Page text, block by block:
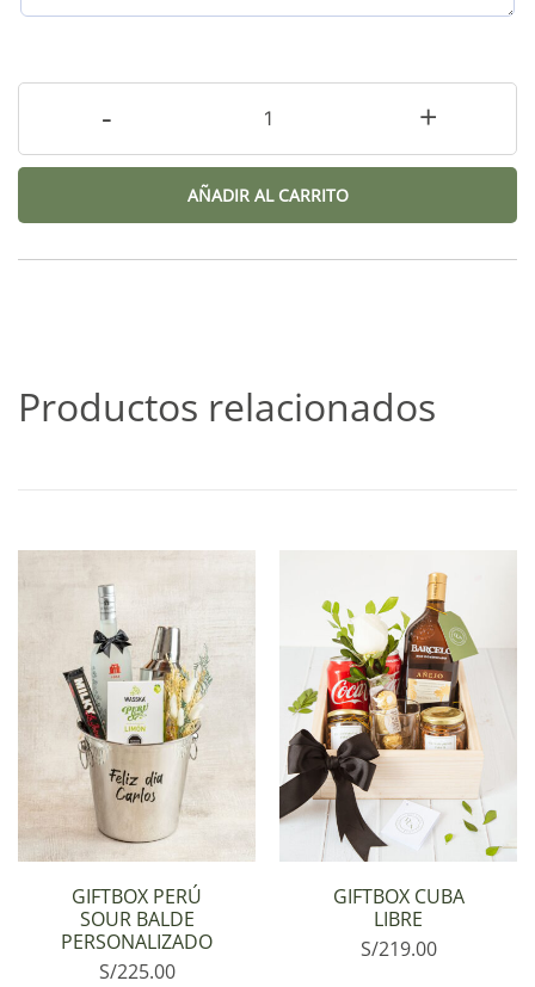
- +
AÑADIR AL CARRITO
Productos relacionados
GIFTBOX PERÚ
SOUR BALDE
PERSONALIZADO
S/225.00
GIFTBOX CUBA
LIBRE
S/219.00